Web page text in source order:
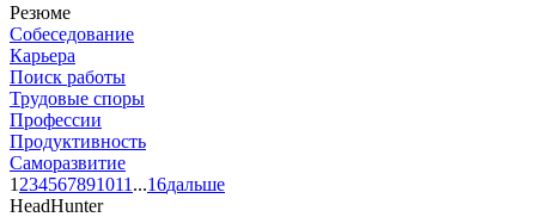
Резюме
Собеседование
Карьера
Поиск работы
Трудовые споры
Профессии
Продуктивность
Саморазвитие
1 234567891011 ...16дальше
HeadHunter